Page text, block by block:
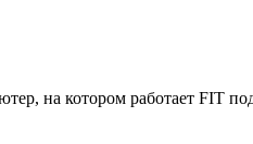
на котором работает FIT